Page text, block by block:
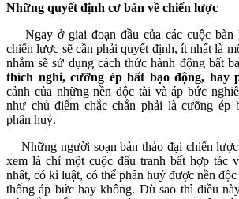
Những quyết định cơ bản về chiến lược
Ngay ở giai đoạn đầu của các cuộc bàn
chiến lược sẽ cần phải quyết định, ít nhất là
nhắm sẽ sử dụng cách thức hành động bất
thích nghi, cưỡng ép bất bạo động, hay
cảnh của những nền độc tài và áp bức
như chủ điểm chắc chắn phải là cưỡng ép
phân huỷ.
Những người soạn bản thảo đại chiến lược
xem là chỉ một cuộc đấu tranh bất hợp tác
nhất, có kỉ luật, có thể phân huỷ được nền
thống áp bức hay không. Dù sao thì điều